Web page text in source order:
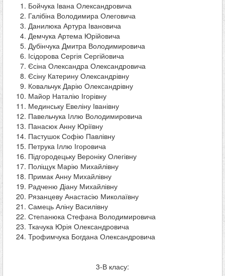
Бойчука Івана Олександровича
Галібіна Володимира Олеговича
Данилюка Артура Івановича
Демчука Артема Юрійовича
Дубінчука Дмитра Володимировича
Ісідорова Сергія Сергійовича
Єсіна Олександра Олександровича
Єсіну Катерину Олександрівну
Ковальчук Дарію Олександрівну
Майор Наталію Ігорівну
Мединську Евеліну Іванівну
Павельчука Іллю Володимировича
Панасюк Анну Юріївну
Пастушок Софію Павлівну
Петрука Іллю Ігоровича
Підгородецьку Вероніку Олегівну
Поліщук Марію Михайлівну
Примак Анну Михайлівну
Радченю Діану Михайлівну
Рязанцеву Анастасію Миколаївну
Самець Аліну Василівну
Степанюка Стефана Володимировича
Ткачука Юрія Олександровича
Трофимчука Богдана Олександровича
3-В класу: